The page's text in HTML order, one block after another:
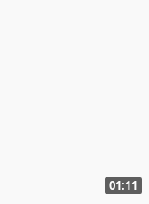
01:11